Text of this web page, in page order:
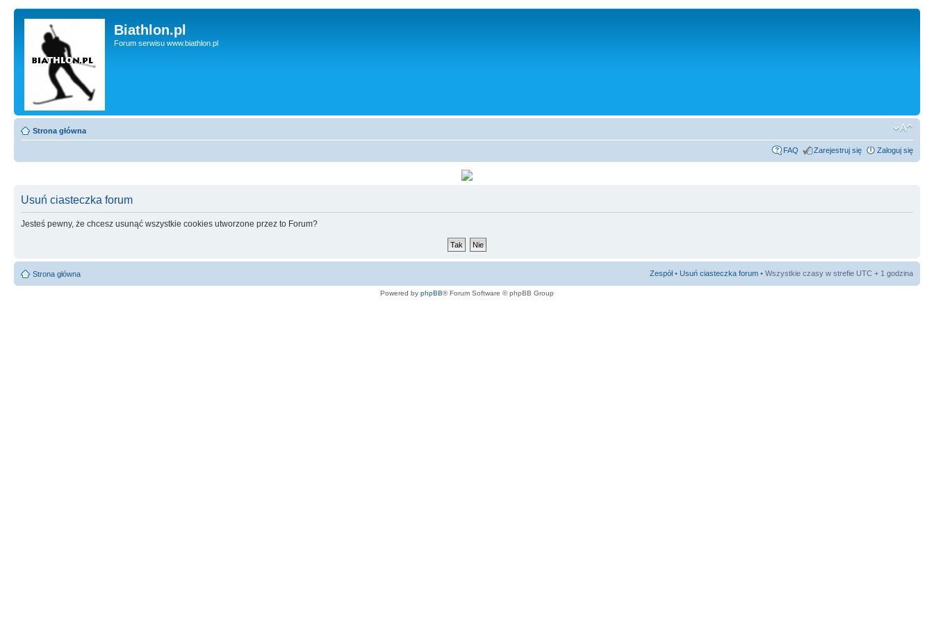
Biathlon.pl
Forum serwisu www.biathlon.pl
Strona główna
FAQ Zarejestruj się Zaloguj się
Usuń ciasteczka forum
Jesteś pewny, że chcesz usunąć wszystkie cookies utworzone przez to Forum?
Strona główna Zespół• Usuń ciasteczka forum • Wszystkie czasy w strefie UTC + 1 godzina
Powered by phpBB® Forum Software © phpBB Group